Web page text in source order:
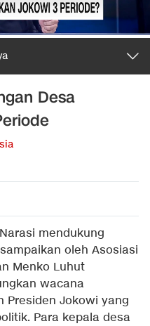
Desa
Narasi mendukung
oleh Asosiasi
Menko Luhut
wacana
Presiden Jokowi yang
Para kepala desa